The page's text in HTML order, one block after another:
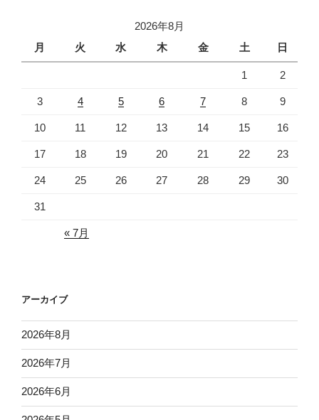
2026年8月
月
火 水 木 金 土 日
1 2
3 4 5 6 7 8 9
10 11 12 13 14 15 16
17 18 19 20 21 22 23
24 25 26 27 28 29 30
31
« 7月
アーカイブ
2026年8月
2026年7月
2026年6月